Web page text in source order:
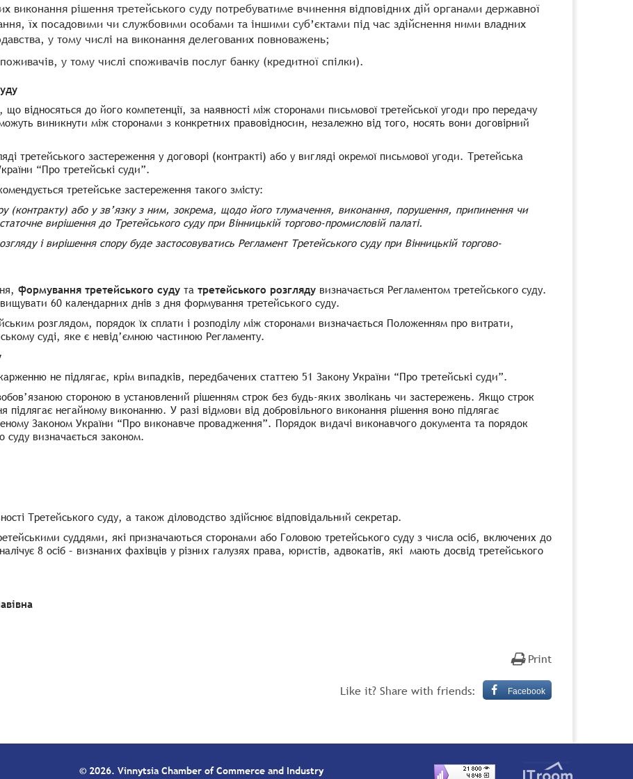
виконання рішення третейського суду потребуватиме вчинення відповідних дій органами державної
їх посадовими чи службовими особами та іншими суб’єктами під час здійснення ними владних
у тому числі на виконання делегованих повноважень;
у тому числі споживачів послуг банку (кредитної спілки).
відносяться до його компетенції, за наявності між сторонами письмової третейської угоди про передачу
виникнути між сторонами з конкретних правовідносин, незалежно від того, носять вони договірний
третейського застереження у договорі (контракті) або у вигляді окремої письмової угоди. Третейська
“Про третейські суди”.
третейське застереження такого змісту:
(контракту) або у зв’язку з ним, зокрема, щодо його тлумачення, виконання, порушення, припинення чи
вирішення до Третейського суду при Вінницькій торгово-промисловій палаті.
і вирішення спору буде застосовуватись Регламент Третейського суду при Вінницькій торгово-
формування третейського суду та третейського розгляду визначається Регламентом третейського суду.
60 календарних днів з дня формування третейського суду.
розглядом, порядок їх сплати і розподілу між сторонами визначається Положенням про витрати,
суді, яке є невід’ємною частиною Регламенту.
не підлягає, крім випадків, передбачених статтею 51 Закону України “Про третейські суди”.
стороною в установлений рішенням строк без будь-яких зволікань чи застережень. Якщо строк
підлягає негайному виконанню. У разі відмови від добровільного виконання рішення воно підлягає
Законом України “Про виконавче провадження”. Порядок видачі виконавчого документа та порядок
суду визначається законом.
Третейського суду, а також діловодство здійснює відповідальний секретар.
суддями, які призначаються сторонами або Головою третейського суду з числа осіб, включених до
8 осіб – визнаних фахівців у різних галузях права, юристів, адвокатів, які мають досвід третейського
Print
Like it? Share with friends: Facebook
© 2026. Vinnytsia Chamber of Commerce and Industry